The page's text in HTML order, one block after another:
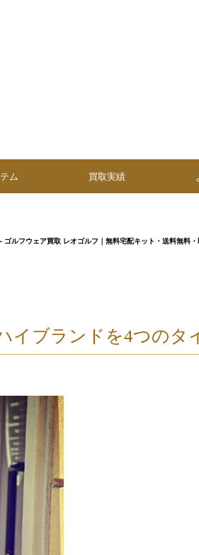
ム 買取実績
ルフウェア買取 レオゴルフ｜無料宅配キット・送料無料
イブランドを4つのタ